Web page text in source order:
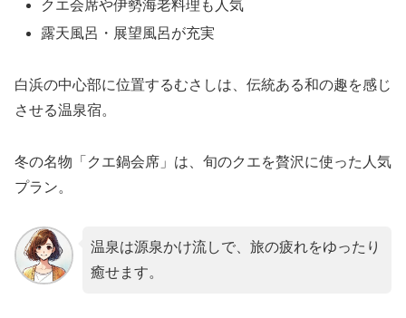
クエ会席や伊勢海老料理も人気
露天風呂・展望風呂が充実
白浜の中心部に位置するむさしは、伝統ある和の趣を感じ
させる温泉宿。
冬の名物「クエ鍋会席」は、旬のクエを贅沢に使った人気
プラン。
温泉は源泉かけ流しで、旅の疲れをゆったり
癒せます。